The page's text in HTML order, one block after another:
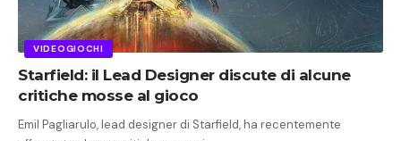
VIDEOGIOCHI
Starfield: il Lead Designer discute di alcune
critiche mosse al gioco
Emil Pagliarulo, lead designer di Starfield, ha recentemente